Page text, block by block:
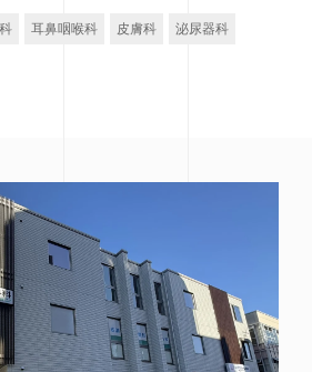
耳鼻咽喉科 皮膚科 泌尿器科